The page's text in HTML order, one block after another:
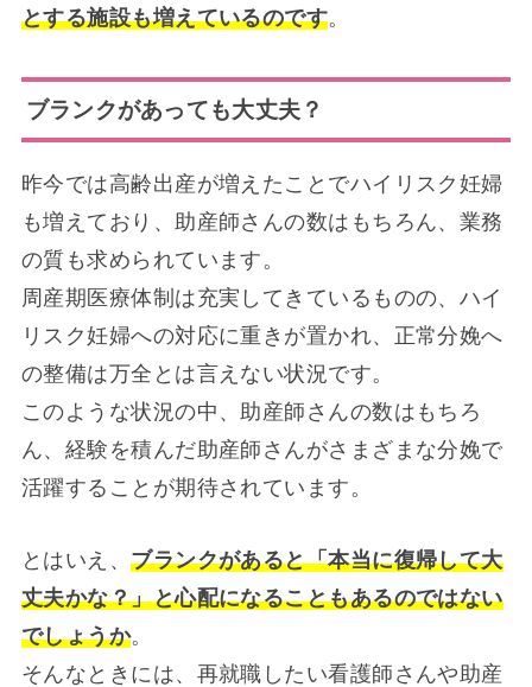
とする施設も増えているのです。
ブランクがあっても大丈夫？
昨今では高齢出産が増えたことでハイリスク妊婦
も増えており、助産師さんの数はもちろん、業務
の質も求められています。
周産期医療体制は充実してきているものの、ハイ
リスク妊婦への対応に重きが置かれ、正常分娩へ
の整備は万全とは言えない状況です。
このような状況の中、助産師さんの数はもちろ
ん、経験を積んだ助産師さんがさまざまな分娩で
活躍することが期待されています。
とはいえ、ブランクがあると「本当に復帰して大
丈夫かな？」と心配になることもあるのではない
でしょうか。
そんなときには、再就職したい看護師さんや助産